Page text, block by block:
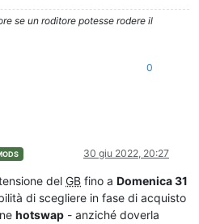
se un roditore potesse rodere il
0
30 giu 2022, 20:27
del GB fino a Domenica 31
di scegliere in fase di acquisto
hotswap - anziché doverla